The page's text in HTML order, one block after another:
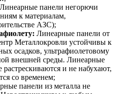
Линеарные панели негорючи
к материалам,
АЗС);
Линеарные панели от
Металлокровли устойчивы к
осадков, ультрафиолетовому
внешней среды. Линеарные
и не набухают,
со временем;
панели из металла не